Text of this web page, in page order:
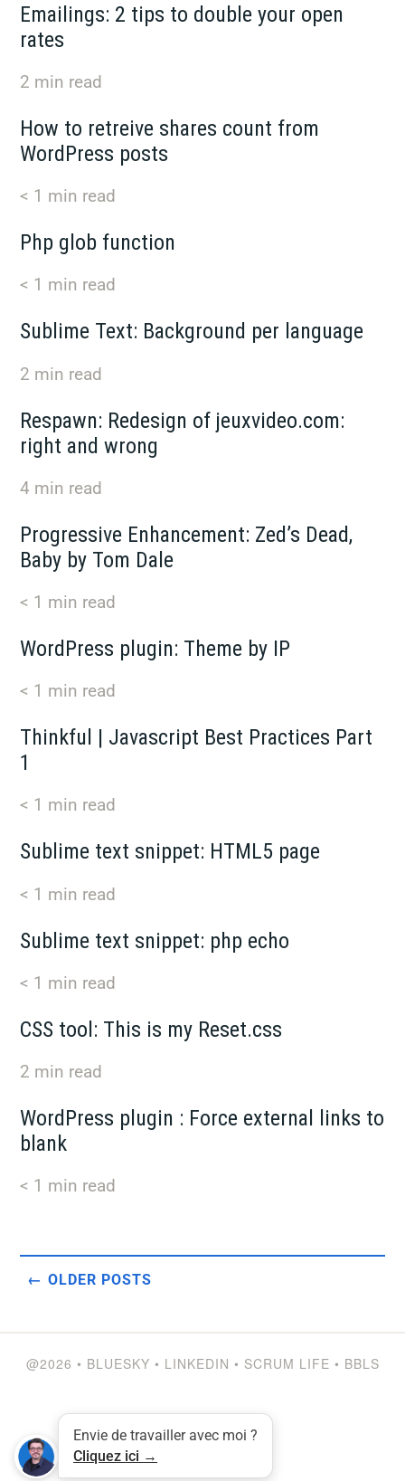
Emailings: 2 tips to double your open
rates
2 min read
How to retreive shares count from
WordPress posts
< 1 min read
Php glob function
< 1 min read
Sublime Text: Background per language
2 min read
Respawn: Redesign of jeuxvideo.com:
right and wrong
4 min read
Progressive Enhancement: Zed’s Dead,
Baby by Tom Dale
< 1 min read
WordPress plugin: Theme by IP
< 1 min read
Thinkful | Javascript Best Practices Part
1
< 1 min read
Sublime text snippet: HTML5 page
< 1 min read
Sublime text snippet: php echo
< 1 min read
CSS tool: This is my Reset.css
2 min read
WordPress plugin : Force external links to
blank
< 1 min read
navigation
OLDER POSTS
@2026 • BLUESKY • LINKEDIN • SCRUM LIFE • BBLS
Envie de travailler avec moi ?
Cliquez ici →